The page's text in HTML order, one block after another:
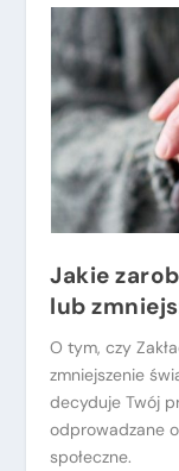
Jakie
lub
O tym, czy
zmniejszenie
decyduje Twój
odprowadzane
społeczne.